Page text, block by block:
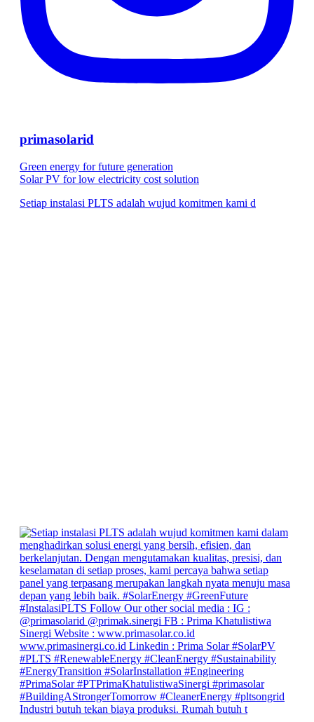
primasolarid
Green energy for future generation
Solar PV for low electricity cost solution
Setiap instalasi PLTS adalah wujud komitmen kami d
Industri butuh tekan biaya produksi. Rumah butuh t